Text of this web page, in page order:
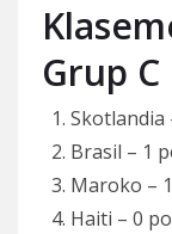
Grup C
Skotlandia
Brasil – 1
Maroko –
Haiti – 0